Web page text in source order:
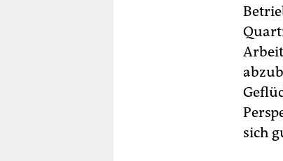
sich